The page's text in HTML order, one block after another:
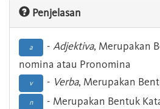
Penjelasan
a - Adjektiva, Merupakan
nomina atau Pronomina
v - Verba, Merupakan
n - Merupakan Bentuk